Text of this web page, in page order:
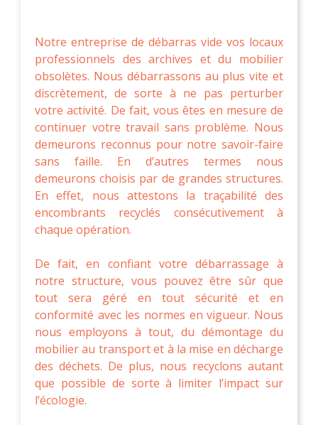
Notre entreprise de débarras vide vos locaux
professionnels des archives et du mobilier
obsolètes. Nous débarrassons au plus vite et
discrètement, de sorte à ne pas perturber
votre activité. De fait, vous êtes en mesure de
continuer votre travail sans problème. Nous
demeurons reconnus pour notre savoir-faire
sans faille. En d’autres termes nous
demeurons choisis par de grandes structures.
En effet, nous attestons la traçabilité des
encombrants recyclés consécutivement à
chaque opération.
De fait, en confiant votre débarrassage à
notre structure, vous pouvez être sûr que
tout sera géré en tout sécurité et en
conformité avec les normes en vigueur. Nous
nous employons à tout, du démontage du
mobilier au transport et à la mise en décharge
des déchets. De plus, nous recyclons autant
que possible de sorte à limiter l’impact sur
l’écologie.